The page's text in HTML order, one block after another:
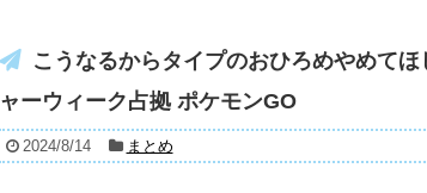
こうなるからタイプのおひろめやめて
ャーウィーク占拠 ポケモンGO
2024/8/14 まとめ